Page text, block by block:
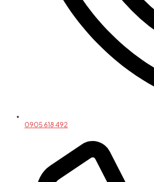
0905 618 492